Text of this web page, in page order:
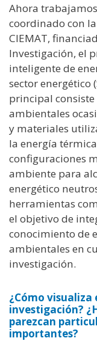
Ahora
coordinado con
CIEMAT,
Investigación, el
inteligente de
sector energético
principal
ambientales
y materiales
la energía
configuraciones
ambiente para
energético
herramientas
el objetivo de
conocimiento de
ambientales en
investigación.
¿Cómo
investigación?
parezcan
importantes?